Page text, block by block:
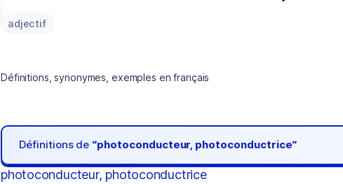
adjectif
Définitions, synonymes, exemples en français
Définitions de “photoconducteur, photoconductrice“
photoconducteur, photoconductrice